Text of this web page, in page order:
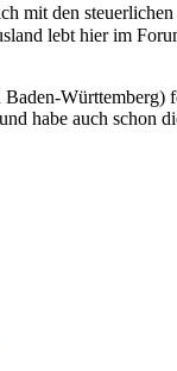
mit den
lebt hier im
habe auch schon